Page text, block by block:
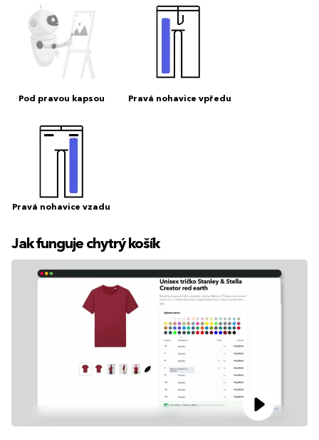
Pod pravou kapsou Pravá nohavice vpředu
Pravá nohavice vzadu
Jak funguje chytrý košík